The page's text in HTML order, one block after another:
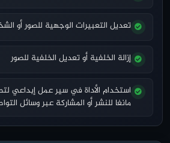
تعديل التعبيرات الوجهية للصور أو
إزالة الخلفية أو تعديل الخلفية للصور
استخدام الأداة في سير عمل إبداعي
مانغا للنشر أو المشاركة عبر وسائل